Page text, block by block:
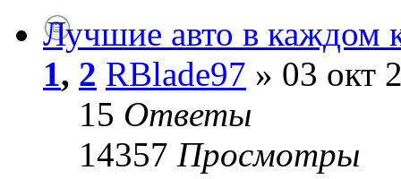
Лучшие авто в каждом
1, 2 RBlade97 » 03 окт
15 Ответы
14357 Просмотры